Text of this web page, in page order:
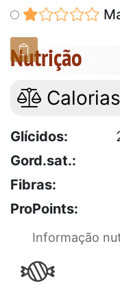
Nutrição
Glícidos:
Gord.sat.:
Fibras:
ProPoints:
Informação